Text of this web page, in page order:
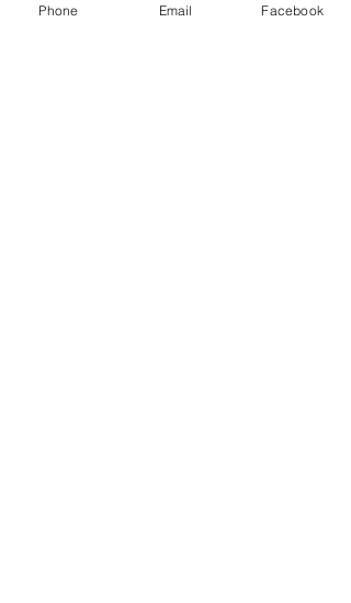
Phone Email Facebook